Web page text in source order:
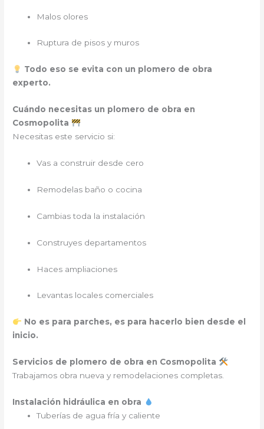
Malos olores
Ruptura de pisos y muros
Todo eso se evita con un plomero de obra
experto.
Cuándo necesitas un plomero de obra en
Cosmopolita
Necesitas este servicio si:
Vas a construir desde cero
Remodelas baño o cocina
Cambias toda la instalación
Construyes departamentos
Haces ampliaciones
Levantas locales comerciales
No es para parches, es para hacerlo bien desde el
inicio.
Servicios de plomero de obra en Cosmopolita
Trabajamos obra nueva y remodelaciones completas.
Instalación hidráulica en obra
Tuberías de agua fría y caliente